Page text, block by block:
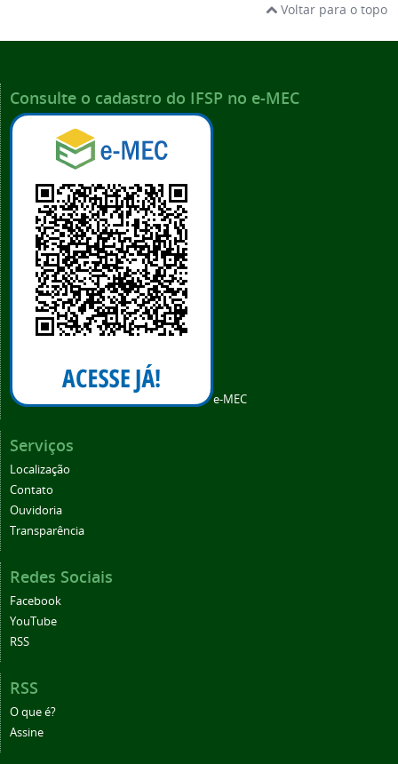
Voltar para o topo
Consulte o cadastro do IFSP no e-MEC
e-MEC
Serviços
Localização
Contato
Ouvidoria
Transparência
Redes Sociais
Facebook
YouTube
RSS
RSS
O que é?
Assine